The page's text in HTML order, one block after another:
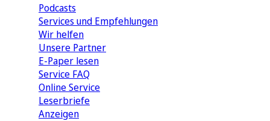
Podcasts
Services und Empfehlungen
Wir helfen
Unsere Partner
E-Paper lesen
Service FAQ
Online Service
Leserbriefe
Anzeigen